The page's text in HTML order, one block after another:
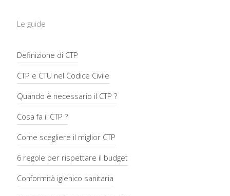
Le guide
Definizione di CTP
CTP e CTU nel Codice Civile
Quando è necessario il CTP ?
Cosa fa il CTP ?
Come scegliere il miglior CTP
6 regole per rispettare il budget
Conformità igienico sanitaria